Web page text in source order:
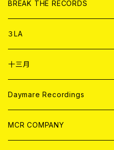
書籍
DIGITAL CONTENTS
アナログ
CD
アナログ
BREAK THE RECORDS
CD
ANALOG
アパレル
３LA
CD
ANALOG
十三月
CD
ANALOG
Daymare Recordings
CD
MCR COMPANY